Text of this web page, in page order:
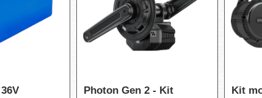
Photon Gen 2 - Kit
Kit